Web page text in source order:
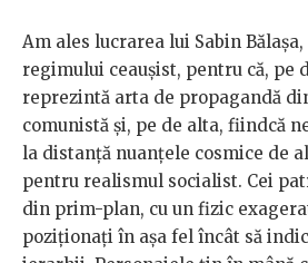
Am ales lucrarea lui Sabin
regimului ceaușist, pentru că, pe
reprezintă arta de propagandă
comunistă și, pe de alta, fiindcă
la distanță nuanțele cosmice de
pentru realismul socialist. Cei
din prim-plan, cu un fizic
poziționați în așa fel încât să